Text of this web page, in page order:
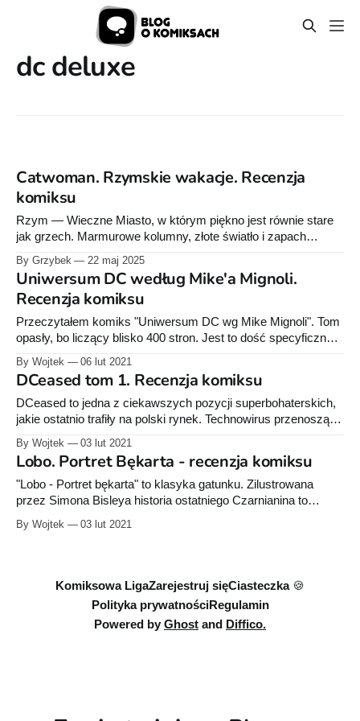
dc deluxe
Catwoman. Rzymskie wakacje. Recenzja
komiksu
Rzym — Wieczne Miasto, w którym piękno jest równie stare
jak grzech. Marmurowe kolumny, złote światło i zapach
lawendy w powietrzu tworzą scenerię dla czegoś więcej niż
tylko historii. Wśród tego spokoju zjawia się Selina Kyle, z
twarzą rzeźbioną jak klasyczny posąg i spojrzeniem, które nie
obiecuje nic dobrego. Catwoman nie
By Grzybek 22 maj 2025
Uniwersum DC według Mike'a Mignoli.
Recenzja komiksu
Przeczytałem komiks "Uniwersum DC wg Mike Mignoli". Tom
opasły, bo liczący blisko 400 stron. Jest to dość specyficzna
lektura. Jeżeli liczycie na mroczne klimaty rodem z Hellboya,
to niestety może Was spotkać zawód. W zasadzie komiks
mógłby nazywać się "Przygody Supermana wg Mike Mignoli",
bo to
By Wojtek 06 lut 2021
DCeased tom 1. Recenzja komiksu
DCeased to jedna z ciekawszych pozycji superbohaterskich,
jakie ostatnio trafiły na polski rynek. Technowirus przenoszący
się przez urządzenia elektroniczne i krew atakuje ludzi na
całym świecie. Jego ofiarami pada 600 mln istnień ludzkich, w
tym część superbohaterów. Ci ostatni zachowują przy tym
swoje moce. Zmienieni w krwiożercze istoty mają tylko
By Wojtek 03 lut 2021
Lobo. Portret Bękarta - recenzja komiksu
"Lobo - Portret bękarta" to klasyka gatunku. Zilustrowana
przez Simona Bisleya historia ostatniego Czarnianina to
opowieść pełna przemocy i absurdalnego humoru.
Przedstawione w zbiorczym tomie opowiadania zostały
podał nam
By Wojtek 03 lut 2021
Komiksowa LigaZarejestruj sięCiasteczka 🍪
Polityka prywatnościRegulamin
Powered by Ghost and Diffico.